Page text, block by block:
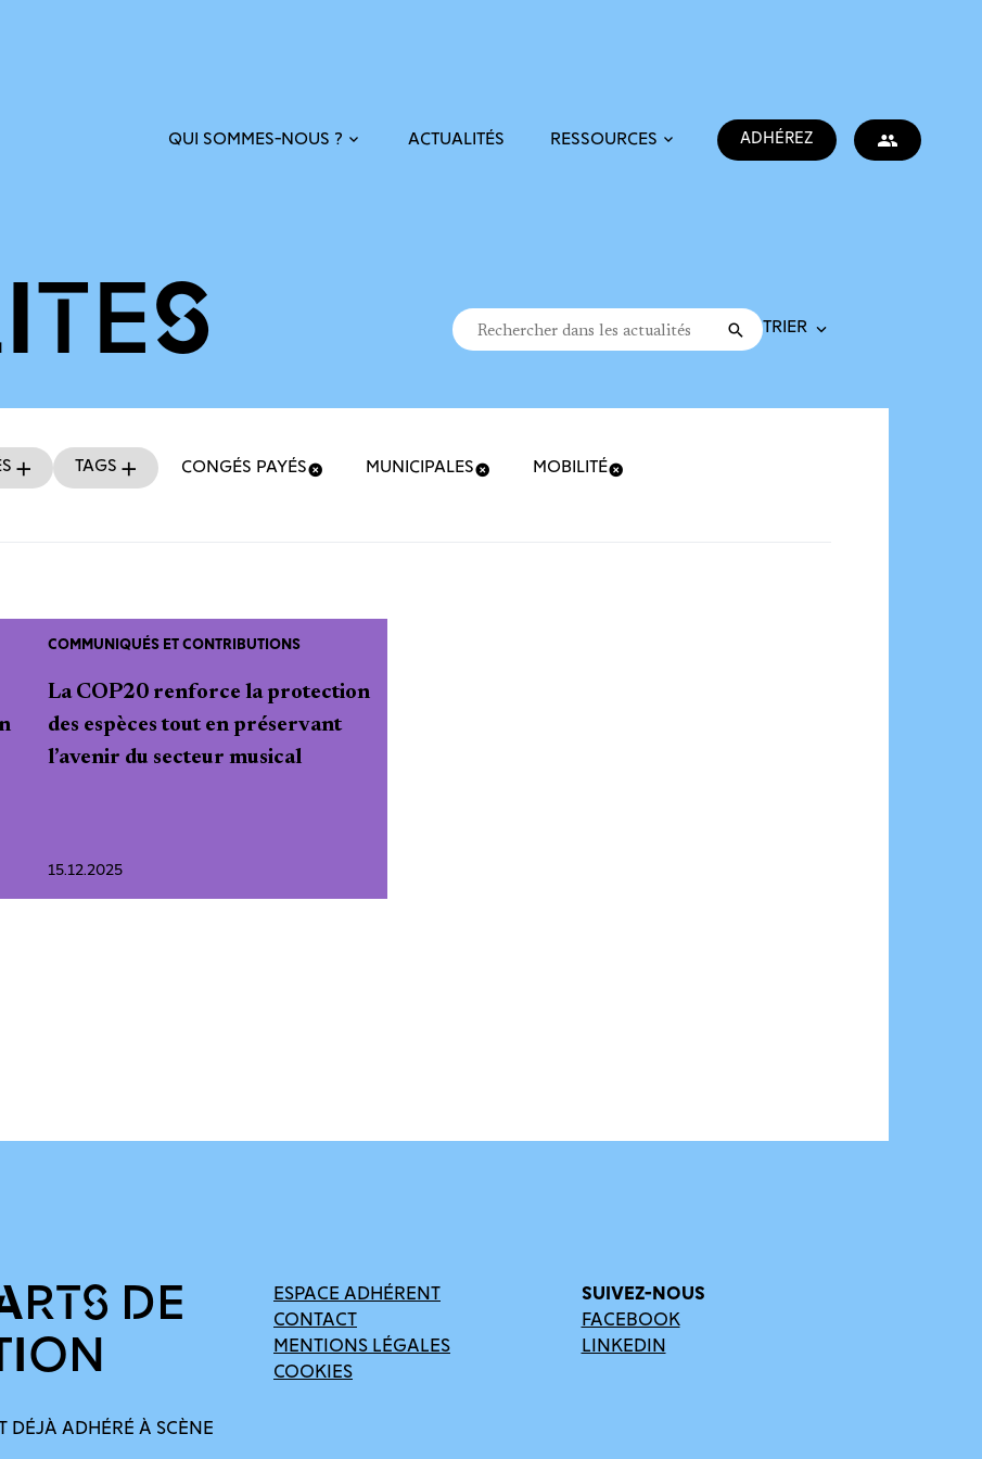
QUI SOMMES-NOUS ? ACTUALITÉS RESSOURCES ADHÉREZ
Recherche
Rechercher dans les actualités Valider
Trier la recherche
Tags CONGÉS PAYÉS MUNICIPALES MOBILITÉ
COMMUNIQUÉS ET CONTRIBUTIONS
La COP20 renforce la protection
des espèces tout en préservant
l’avenir du secteur musical
15.12.2025
DE
DÉJÀ ADHÉRÉ À SCÈNE
ESPACE ADHÉRENT
CONTACT
MENTIONS LÉGALES
COOKIES
SUIVEZ-NOUS
FACEBOOK
LINKEDIN